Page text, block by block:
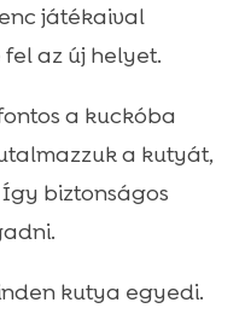
játékaival
az új helyet.
a kuckóba
a kutyát,
biztonságos
kutya egyedi.